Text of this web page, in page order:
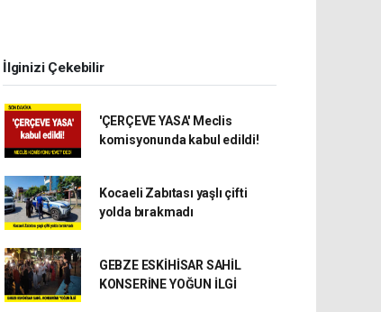
İlginizi Çekebilir
'ÇERÇEVE YASA' Meclis
komisyonunda kabul edildi!
Kocaeli Zabıtası yaşlı çifti
yolda bırakmadı
GEBZE ESKİHİSAR SAHİL
KONSERİNE YOĞUN İLGİ